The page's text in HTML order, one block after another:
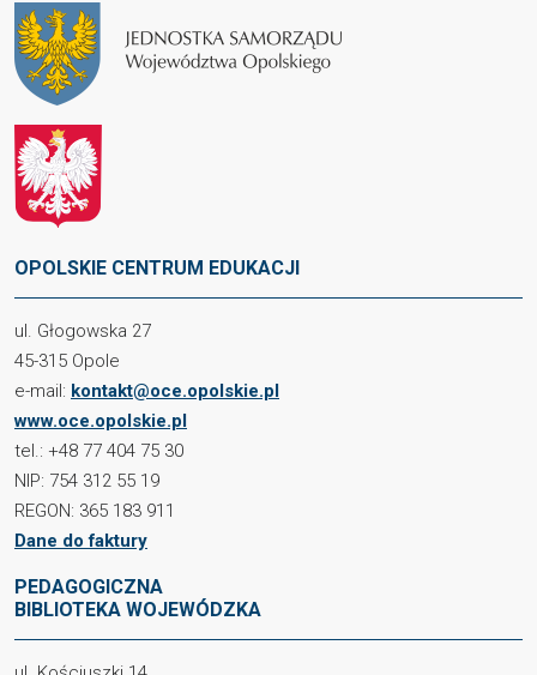
OPOLSKIE CENTRUM EDUKACJI
ul. Głogowska 27
45-315 Opole
e-mail: kontakt@oce.opolskie.pl
www.oce.opolskie.pl
tel.: +48 77 404 75 30
NIP: 754 312 55 19
REGON: 365 183 911
Dane do faktury
PEDAGOGICZNA
BIBLIOTEKA WOJEWÓDZKA